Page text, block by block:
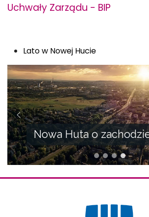
Uchwały Zarządu - BIP
Lato w Nowej Hucie
Nowa Huta o